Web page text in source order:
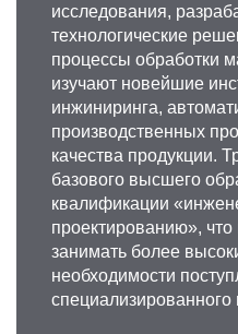
исследования,
технологические
процессы обработки
изучают новейшие
инжиниринга,
производственных
качества продукции.
базового высшего
квалификации
проектированию»,
занимать более
необходимости